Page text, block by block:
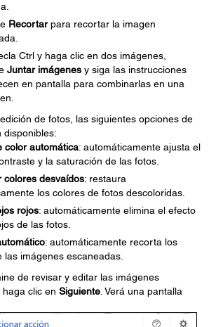
Recortarpara recortar la imagen
Ctrl y haga clic en dos imágenes,
Juntar imágenes y siga las instrucciones
en pantalla para combinarlas en una
de fotos, las siguientes opciones de
disponibles:
color automática: automáticamente ajusta el
y la saturación de las fotos.
colores desvaídos: restaura
los colores de fotos descoloridas.
rojos: automáticamente elimina el efecto
de las fotos.
: automáticamente recorta los
las imágenes escaneadas.
de revisar y editar las imágenes
clic en Siguiente . Verá una pantalla